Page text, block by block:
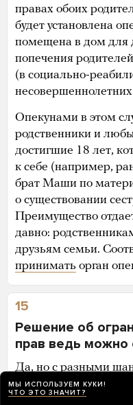
правах обоих
будет установлена
помещена в дом для
попечения
(в социально-
Опекунами в этом
родственники и
достигшие 18 лет,
к себе (например,
брат Маши по
о существовании
Преимущество
давно:
друзьям семьи.
принимать орган
15
Решение об
прав ведь можно
Да, но с разными
После решения об
МЫ ИСПОЛЬЗУЕМ КУКИ!
ЧТО ЭТО ЗНАЧИТ?